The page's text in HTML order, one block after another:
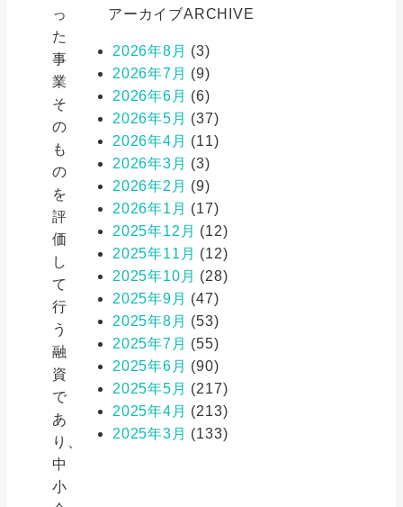
っ
た
事
業
そ
の
も
の
を
評
価
し
て
行
う
融
資
で
あ
り、
中
小
アーカイブARCHIVE
2026年8月 (3)
2026年7月 (9)
2026年6月 (6)
2026年5月 (37)
2026年4月 (11)
2026年3月 (3)
2026年2月 (9)
2026年1月 (17)
2025年12月 (12)
2025年11月 (12)
2025年10月 (28)
2025年9月 (47)
2025年8月 (53)
2025年7月 (55)
2025年6月 (90)
2025年5月 (217)
2025年4月 (213)
2025年3月 (133)